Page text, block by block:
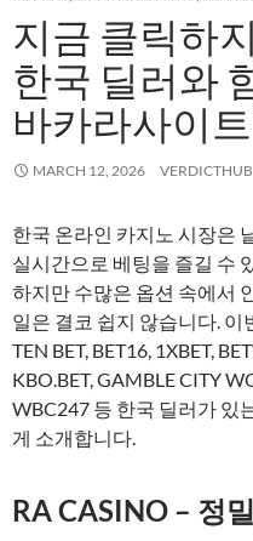
지금 클릭하
한국 딜러와
바카라사이
MARCH 12, 2026 VERDICTHUB
한국 온라인 카지노 시장은
실시간으로 베팅을 즐길 수
하지만 수많은 옵션 속에서
일은 결코 쉽지 않습니다. 이
TEN BET, BET16, 1XBET,
KBO.BET, GAMBLE CITY
WBC247 등 한국 딜러가 있
게 소개합니다.
RA CASINO – 정